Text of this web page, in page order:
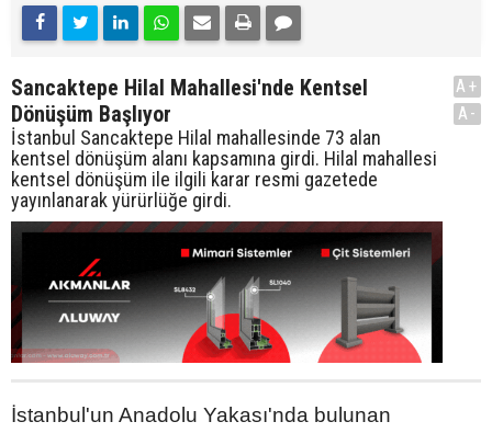
Sancaktepe Hilal Mahallesi'nde Kentsel
Dönüşüm Başlıyor
İstanbul Sancaktepe Hilal mahallesinde 73 alan
kentsel dönüşüm alanı kapsamına girdi. Hilal mahallesi
kentsel dönüşüm ile ilgili karar resmi gazetede
yayınlanarak yürürlüğe girdi.
A+
A-
İstanbul'un Anadolu Yakası'nda bulunan